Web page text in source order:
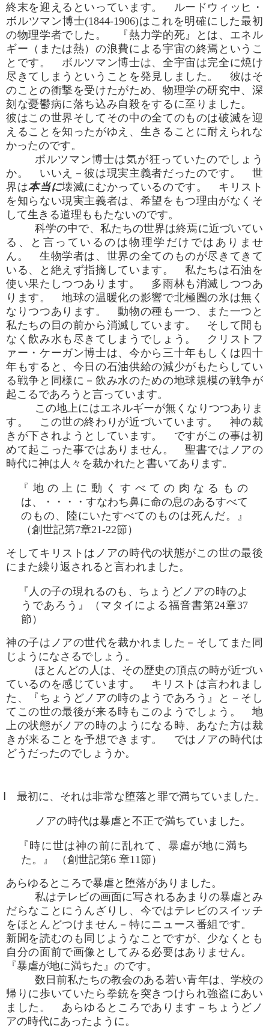
終末を迎えるといっています。 ルードウィッヒ・
ボルツマン博士(1844-1906)はこれを明確にした最初
の物理学者でした。 『熱力学的死』とは、エネル
ギー（または熱）の浪費による宇宙の終焉というこ
とです。 ボルツマン博士は、全宇宙は完全に焼け
尽きてしまうということを発見しました。 彼はそ
のことの衝撃を受けたがため、物理学の研究中、深
刻な憂鬱病に落ち込み自殺をするに至りました。
彼はこの世界そしてその中の全てのものは破滅を迎
えることを知ったがゆえ、生きることに耐えられな
かったのです。
ボルツマン博士は気が狂っていたのでしょう
か。 いいえ－彼は現実主義者だったのです。 世
界は本当に壊滅にむかっているのです。 キリスト
を知らない現実主義者は、希望をもつ理由がなくそ
して生きる道理ももたないのです。
科学の中で、私たちの世界は終焉に近づいてい
る、と言っているのは物理学だけではありませ
ん。 生物学者は、世界の全てのものが尽きてきて
いる、と絶えず指摘しています。 私たちは石油を
使い果たしつつあります。 多雨林も消滅しつつあ
ります。 地球の温暖化の影響で北極圏の氷は無く
なりつつあります。 動物の種も一つ、また一つと
私たちの目の前から消滅しています。 そして間も
なく飲み水も尽きてしまうでしょう。 クリストフ
ァー・ケーガン博士は、今から三十年もしくは四十
年もすると、今日の石油供給の減少がもたらしてい
る戦争と同様に－飲み水のための地球規模の戦争が
起こるであろうと言っています。
この地上にはエネルギーが無くなりつつありま
す。 この世の終わりが近づいています。 神の裁
きが下されようとしています。 ですがこの事は初
めて起こった事ではありません。 聖書ではノアの
時代に神は人々を裁かれたと書いてあります。
『地の上に動くすべての肉なるもの
は、・・・・すなわち鼻に命の息のあるすべて
のもの、陸にいたすべてのものは死んだ。』
（創世記第7章21-22節）
そしてキリストはノアの時代の状態がこの世の最後
にまた繰り返されると言われました。
『人の子の現れるのも、ちょうどノアの時のよ
うであろう』（マタイによる福音書第24章37
節）
神の子はノアの世代を裁かれました－そしてまた同
じようになさるでしょう。
ほとんどの人は、その歴史の頂点の時が近づい
ているのを感じています。 キリストは言われまし
た、『ちょうどノアの時のようであろう』と－そし
てこの世の最後が来る時もこのようでしょう。 地
上の状態がノアの時のようになる時、あなた方は裁
きが来ることを予想できます。 ではノアの時代は
どうだったのでしょうか。
Ⅰ 最初に、それは非常な堕落と罪で満ちていました。
ノアの時代は暴虐と不正で満ちていました。
『時に世は神の前に乱れて、暴虐が地に満ち
た。』 （創世記第6 章11節）
あらゆるところで暴虐と堕落がありました。
私はテレビの画面に写されるあまりの暴虐とみ
だらなことにうんざりし、今ではテレビのスイッチ
をほとんどつけません－特にニュース番組です。
新聞を読むのも同じようなことですが、少なくとも
自分の面前で画像としてみる必要はありません。
『暴虐が地に満ちた』のです。
数日前私たちの教会のある若い青年は、学校の
帰りに歩いていたら拳銃を突きつけられ強盗にあい
ました。 あらゆるところであります－ちょうどノ
アの時代にあったように。